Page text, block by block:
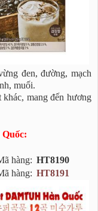
đen, đường, mạch
muối.
khác, mang đến hương
hàng: HT8190
hàng: HT8191